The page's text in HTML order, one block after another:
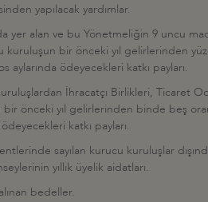
yapılacak yardımlar.
yer alan ve bu Yönetmeliğin 9 uncu
kuruluşun bir önceki yıl gelirlerinden
aylarında ödeyecekleri katkı payları.
İhracatçı Birlikleri, Ticaret
önceki yıl gelirlerinden binde beş
katkı payları.
sayılan kurucu kuruluşlar
yıllık üyelik aidatları.
bedeller.